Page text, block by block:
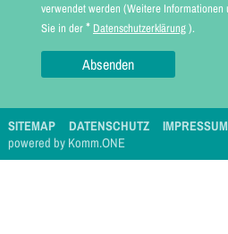
verwendet werden (Weitere Informationen und Widerrufshinweise finden
Sie in der* Datenschutzerklärung).
SITEMAP DATENSCHUTZ IMPRESSUM
powered by Komm.ONE